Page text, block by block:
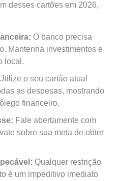
desses cartões em 2026,
O banco precisa
Mantenha investimentos e
local.
o seu cartão atual
as despesas, mostrando
financeiro.
Fale abertamente com
sobre sua meta de obter
Qualquer restrição
é um impeditivo imediato